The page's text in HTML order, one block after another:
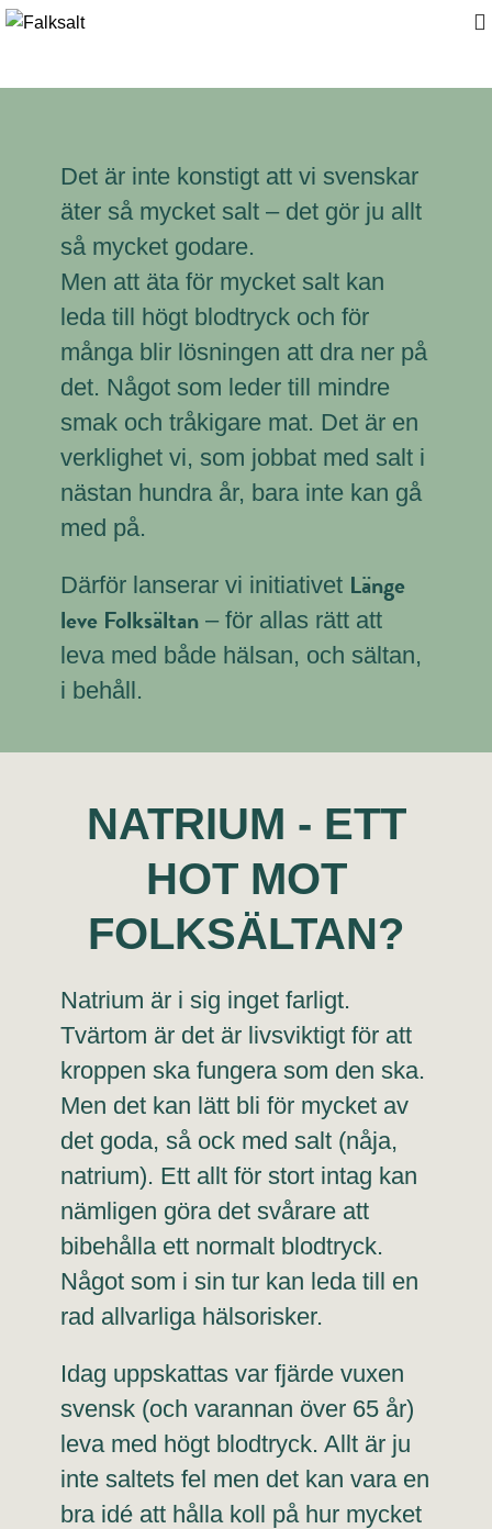
Det är inte konstigt att vi svenskar
äter så mycket salt – det gör ju allt
så mycket godare.
Men att äta för mycket salt kan
leda till högt blodtryck och för
många blir lösningen att dra ner på
det. Något som leder till mindre
smak och tråkigare mat. Det är en
verklighet vi, som jobbat med salt i
nästan hundra år, bara inte kan gå
med på.
Därför lanserar vi initiativet Länge
leve Folksältan – för allas rätt att
leva med både hälsan, och sältan,
i behåll.
NATRIUM - ETT
HOT MOT
FOLKSÄLTAN?
Natrium är i sig inget farligt.
Tvärtom är det är livsviktigt för att
kroppen ska fungera som den ska.
Men det kan lätt bli för mycket av
det goda, så ock med salt (nåja,
natrium). Ett allt för stort intag kan
nämligen göra det svårare att
bibehålla ett normalt blodtryck.
Något som i sin tur kan leda till en
rad allvarliga hälsorisker.
Idag uppskattas var fjärde vuxen
svensk (och varannan över 65 år)
leva med högt blodtryck. Allt är ju
inte saltets fel men det kan vara en
bra idé att hålla koll på hur mycket